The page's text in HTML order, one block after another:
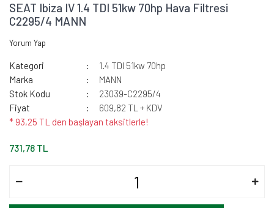
SEAT Ibiza IV 1.4 TDI 51kw 70hp Hava Filtresi
C2295/4 MANN
Yorum Yap
Kategori
1.4 TDI 51kw 70hp
Marka
MANN
Stok Kodu
23039-C2295/4
Fiyat
609,82 TL + KDV
* 93,25 TL den başlayan taksitlerle!
731,78 TL